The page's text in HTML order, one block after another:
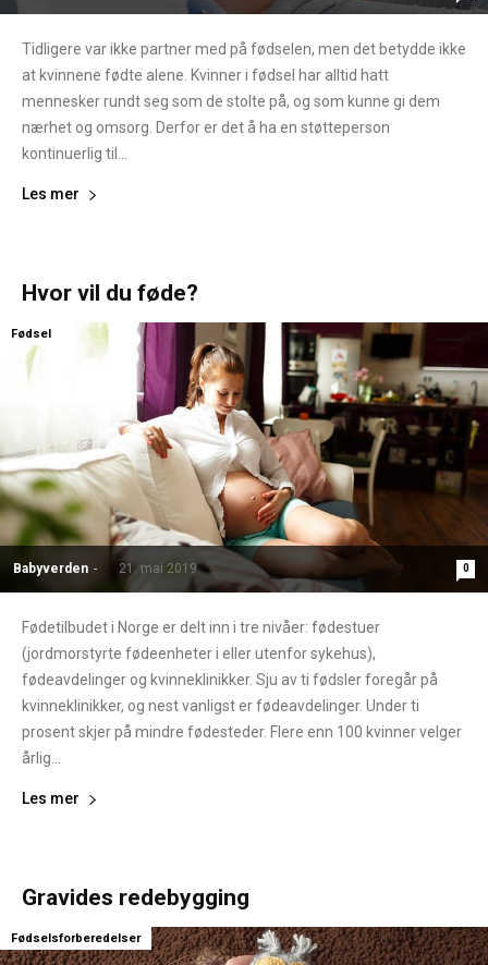
Tidligere var ikke partner med på fødselen, men det betydde ikke
at kvinnene fødte alene. Kvinner i fødsel har alltid hatt
mennesker rundt seg som de stolte på, og som kunne gi dem
nærhet og omsorg. Derfor er det å ha en støtteperson
kontinuerlig til...
Les mer
Hvor vil du føde?
Babyverden - 21. mai 2019 0
Fødsel
Fødetilbudet i Norge er delt inn i tre nivåer: fødestuer
(jordmorstyrte fødeenheter i eller utenfor sykehus),
fødeavdelinger og kvinneklinikker. Sju av ti fødsler foregår på
kvinneklinikker, og nest vanligst er fødeavdelinger. Under ti
prosent skjer på mindre fødesteder. Flere enn 100 kvinner velger
årlig...
Les mer
Gravides redebygging
Fødselsforberedelser